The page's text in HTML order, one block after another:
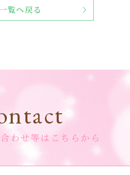
覧へ戻る
わせ等はこちらから